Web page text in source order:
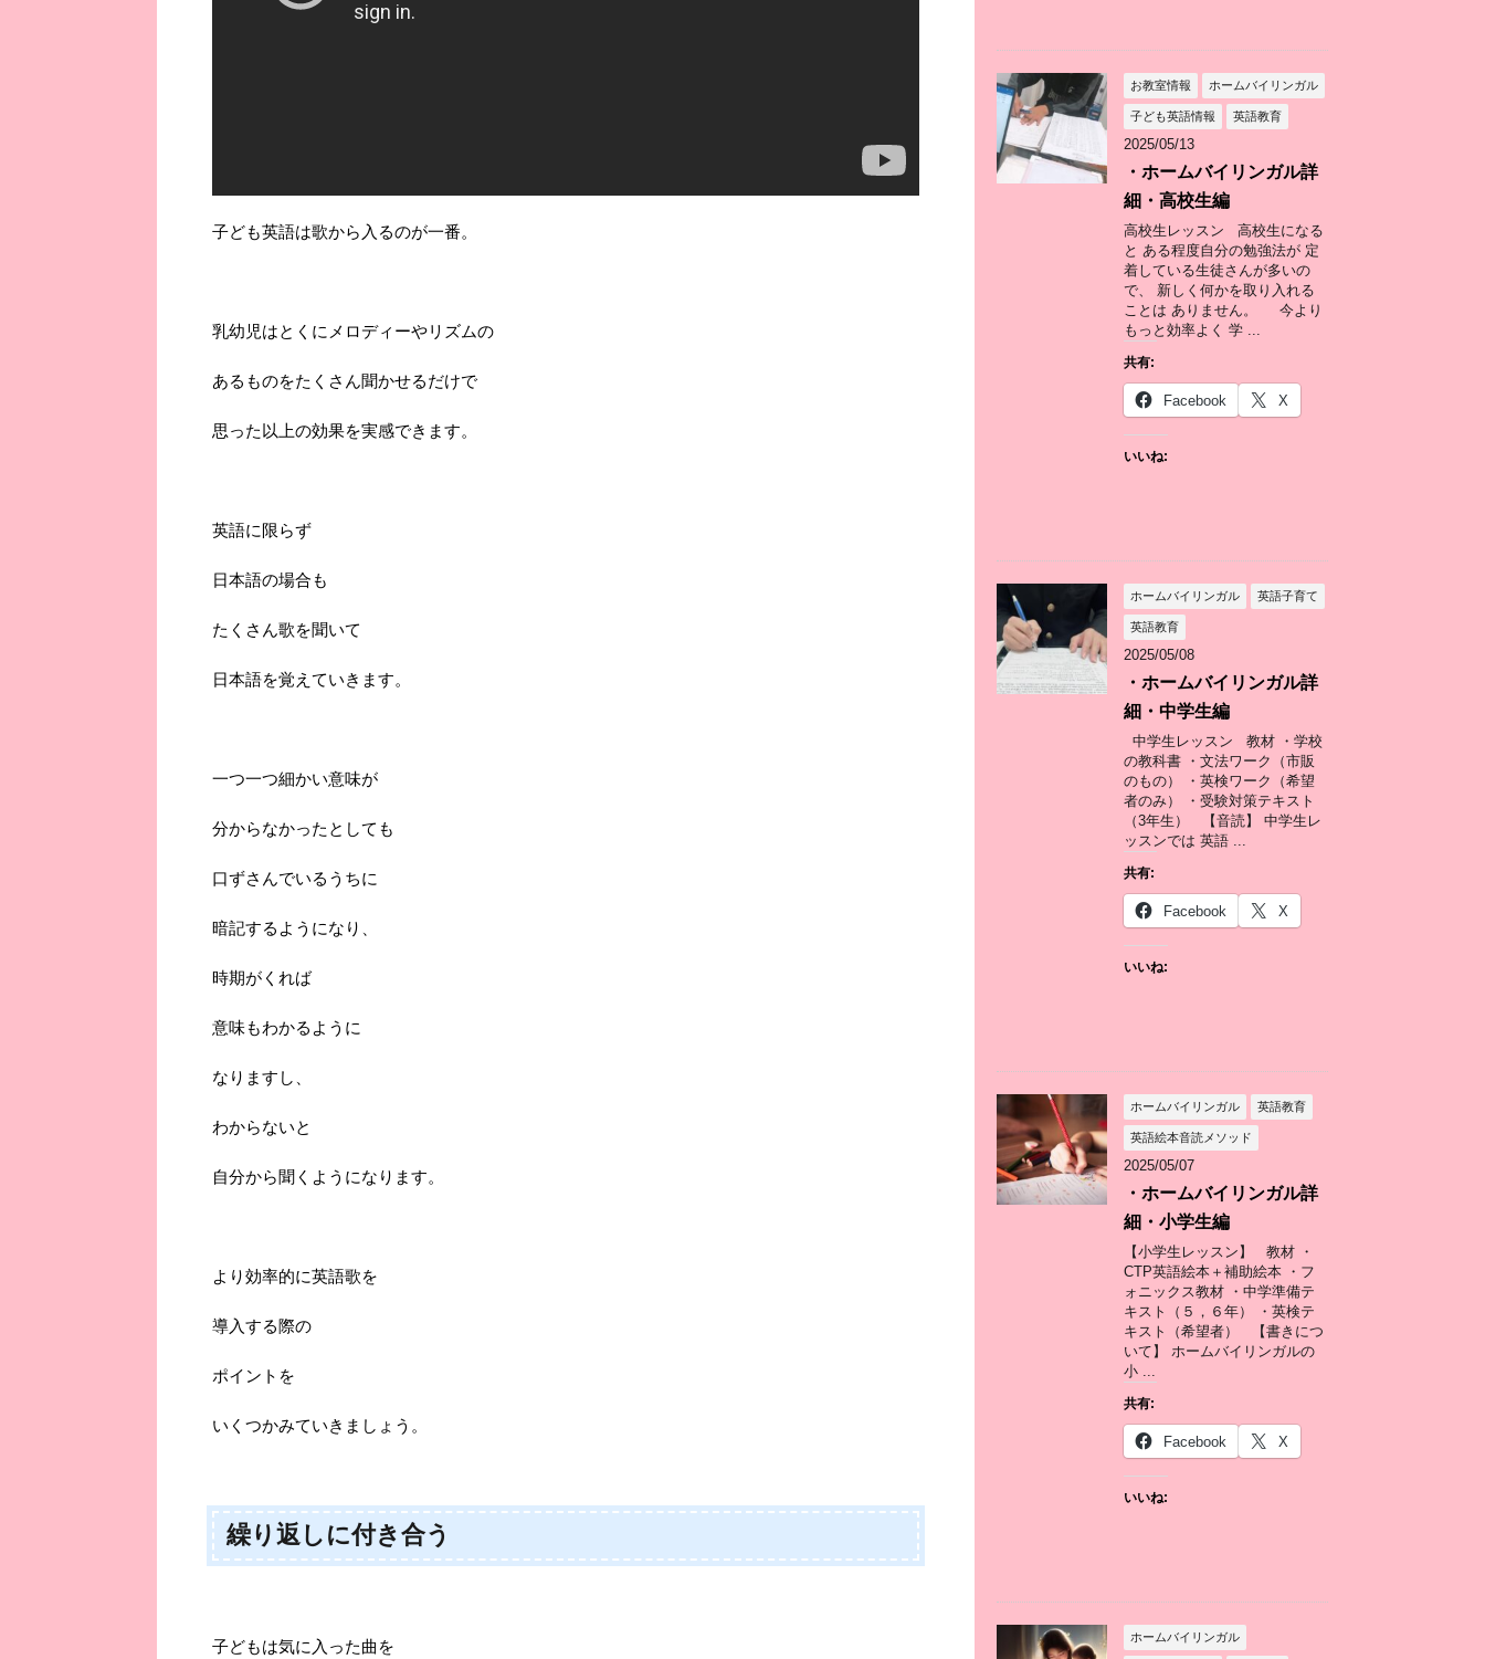
子ども英語は歌から入るのが一番。
乳幼児はとくにメロディーやリズムの
あるものをたくさん聞かせるだけで
思った以上の効果を実感できます。
英語に限らず
日本語の場合も
たくさん歌を聞いて
日本語を覚えていきます。
一つ一つ細かい意味が
分からなかったとしても
口ずさんでいるうちに
暗記するようになり、
時期がくれば
意味もわかるように
なりますし、
わからないと
自分から聞くようになります。
より効率的に英語歌を
導入する際の
ポイントを
いくつかみていきましょう。
繰り返しに付き合う
子どもは気に入った曲を
お教室情報 ホームバイリンガル
子ども英語情報 英語教育
2025/05/13
・ホームバイリンガル詳
細・高校生編
高校生レッスン 高校生になる
と ある程度自分の勉強法が 定
着している生徒さんが多いの
で、 新しく何かを取り入れる
ことは ありません。 今より
もっと効率よく 学 ...
共有:
Facebook X
いいね:
ホームバイリンガル 英語子育て
英語教育
2025/05/08
・ホームバイリンガル詳
細・中学生編
中学生レッスン 教材 ・学校
の教科書 ・文法ワーク（市販
のもの） ・英検ワーク（希望
者のみ） ・受験対策テキスト
（3年生） 【音読】 中学生レ
ッスンでは 英語 ...
共有:
Facebook X
いいね:
ホームバイリンガル 英語教育
英語絵本音読メソッド
2025/05/07
・ホームバイリンガル詳
細・小学生編
【小学生レッスン】 教材 ・
CTP英語絵本＋補助絵本 ・フ
ォニックス教材 ・中学準備テ
キスト（５，６年） ・英検テ
キスト（希望者） 【書きにつ
いて】 ホームバイリンガルの
小 ...
共有:
Facebook X
いいね:
ホームバイリンガル